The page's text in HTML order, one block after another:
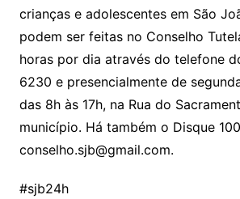
crianças e adolescentes em São
podem ser feitas no Conselho
horas por dia através do telefone
6230 e presencialmente de
das 8h às 17h, na Rua do
município. Há também o Disque
conselho.sjb@gmail.com.
#sjb24h